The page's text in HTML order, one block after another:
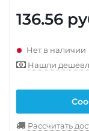
136.56
Нет в наличии
Нашли
Рассчитать